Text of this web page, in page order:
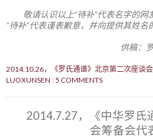
敬请认识以上“待补”代表名字的
“待补”代表谨表歉意，并向提供其姓名
供稿：
2014.10.26，《罗氏通谱》北京第二次座谈
LUOXUNSEN 5 COMMENTS
2014.7.27，《中华罗氏
会筹备会代